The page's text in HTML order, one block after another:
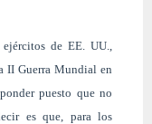
de EE. UU.,
II Guerra Mundial en
puesto que no
es que, para los